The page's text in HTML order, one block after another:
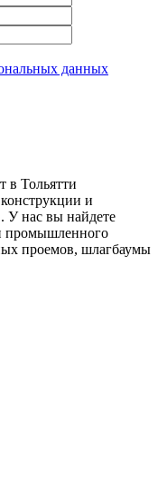
данных
в Тольятти
и
У нас вы найдете
промышленного
проемов, шлагбаумы